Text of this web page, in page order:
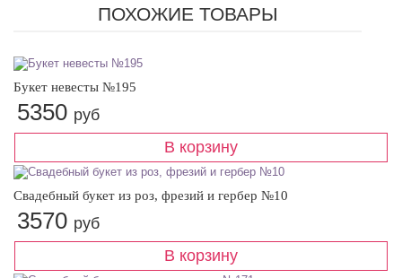
ПОХОЖИЕ ТОВАРЫ
Букет невесты №195
5350 руб
Свадебный букет из роз, фрезий и гербер №10
3570 руб